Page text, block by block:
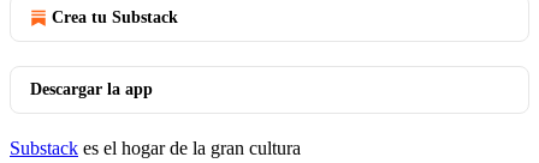
Crea tu Substack
Descargar la app
Substack es el hogar de la gran cultura